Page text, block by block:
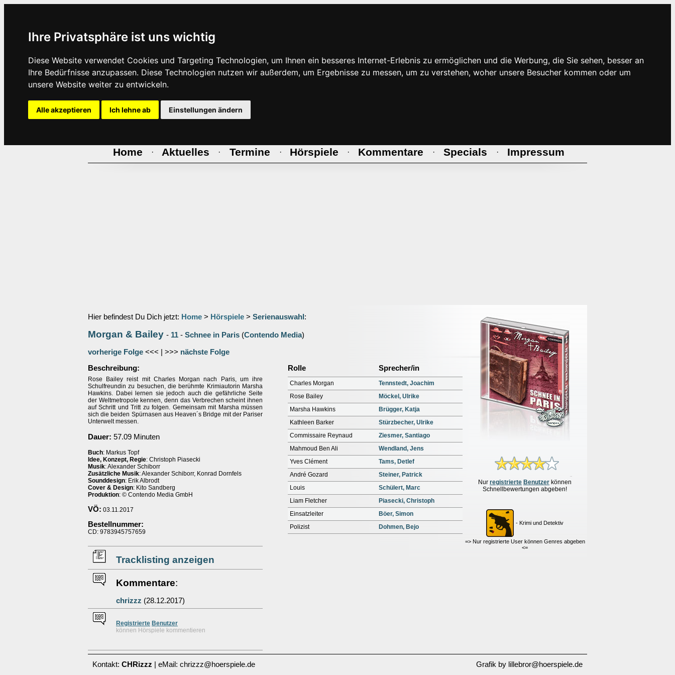
Ihre Privatsphäre ist uns wichtig
Diese Website verwendet Cookies und Targeting Technologien, um Ihnen ein besseres Internet-Erlebnis zu ermöglichen und die Werbung, die Sie sehen, besser an
Ihre Bedürfnisse anzupassen. Diese Technologien nutzen wir außerdem, um Ergebnisse zu messen, um zu verstehen, woher unsere Besucher kommen oder um
unsere Website weiter zu entwickeln.
Alle akzeptieren Ich lehne ab Einstellungen ändern
Home · Aktuelles · Termine · Hörspiele · Kommentare · Specials · Impressum
Hier befindest Du Dich jetzt: Home > Hörspiele > Serienauswahl :
Morgan & Bailey - 11 - Schnee in Paris (Contendo Media)
vorherige Folge <<< | >>> nächste Folge
Nur registrierte Benutzer können
Schnellbewertungen abgeben!
- Krimi und Detektiv
=> Nur registrierte User können Genres abgeben
<=
Beschreibung:
Rose Bailey reist mit Charles Morgan nach Paris, um ihre
Schulfreundin zu besuchen, die berühmte Krimiautorin Marsha
Hawkins. Dabei lernen sie jedoch auch die gefährliche Seite
der Weltmetropole kennen, denn das Verbrechen scheint ihnen
auf Schritt und Tritt zu folgen. Gemeinsam mit Marsha müssen
sich die beiden Spürnasen aus Heaven´s Bridge mit der Pariser
Unterwelt messen.
Dauer: 57.09 Minuten
Buch: Markus Topf
Idee, Konzept, Regie: Christoph Piasecki
Musik: Alexander Schiborr
Zusätzliche Musik: Alexander Schiborr, Konrad Dornfels
Sounddesign: Erik Albrodt
Cover & Design: Kito Sandberg
Produktion: © Contendo Media GmbH
VÖ: 03.11.2017
Bestellnummer:
CD: 9783945757659
Tracklisting anzeigen
Kommentare:
chrizzz (28.12.2017)
Registrierte Benutzer
können Hörspiele kommentieren
Rolle Sprecher/in
Charles Morgan
Tennstedt, Joachim
Rose Bailey
Möckel, Ulrike
Marsha Hawkins
Brügger, Katja
Kathleen Barker
Stürzbecher, Ulrike
Commissaire Reynaud
Ziesmer, Santiago
Mahmoud Ben Ali
Wendland, Jens
Yves Clément
Tams, Detlef
André Gozard
Steiner, Patrick
Louis
Schülert, Marc
Liam Fletcher
Piasecki, Christoph
Einsatzleiter
Böer, Simon
Polizist
Dohmen, Bejo
Kontakt: CHRizzz | eMail: chrizzz@hoerspiele.de Grafik by lillebror@hoerspiele.de